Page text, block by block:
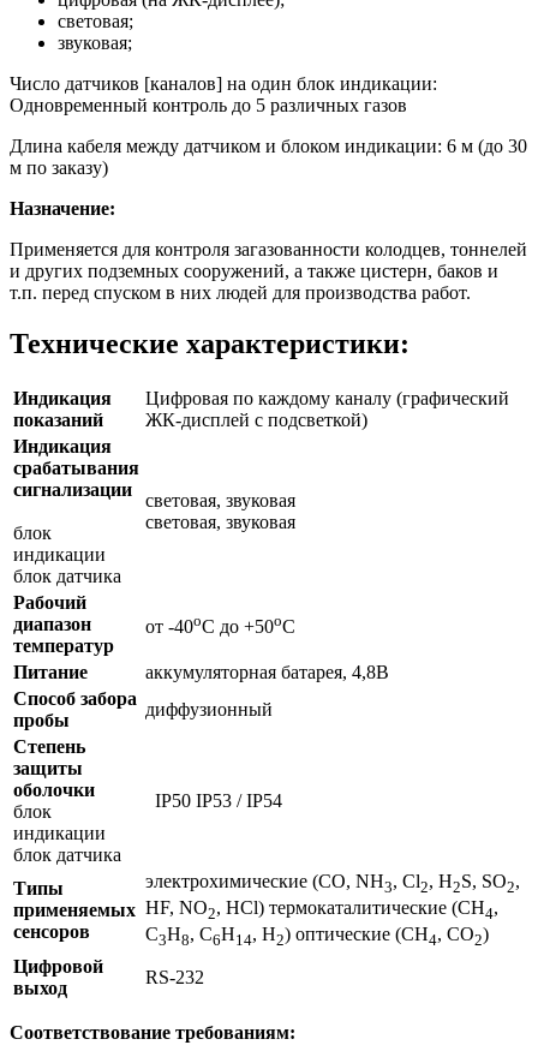
световая;
звуковая;
Число датчиков [каналов] на один блок индикации:
Одновременный контроль до 5 различных газов
Длина кабеля между датчиком и блоком индикации: 6 м (до 30
м по заказу)
Назначение:
Применяется для контроля загазованности колодцев, тоннелей
и других подземных сооружений, а также цистерн, баков и
т.п. перед спуском в них людей для производства работ.
Технические характеристики:
Индикация
показаний
Цифровая по каждому каналу (графический
ЖК-дисплей с подсветкой)
Индикация
срабатывания
сигнализации
блок
индикации
блок датчика
световая, звуковая
световая, звуковая
Рабочий
диапазон
температур
от -40oС до +50oС
Питание
аккумуляторная батарея, 4,8В
Способ забора
пробы
диффузионный
Степень
защиты
оболочки
блок
индикации
блок датчика
IP50 IP53 / IP54
Типы
применяемых
сенсоров
электрохимические (СО, NH3, Cl2, H2S, SО2,
HF, NO2, HCl) термокаталитические (СН4,
С3Н8, С6Н14, Н2) оптические (СН4, СO2)
Цифровой
выход
RS-232
Соответствование требованиям: